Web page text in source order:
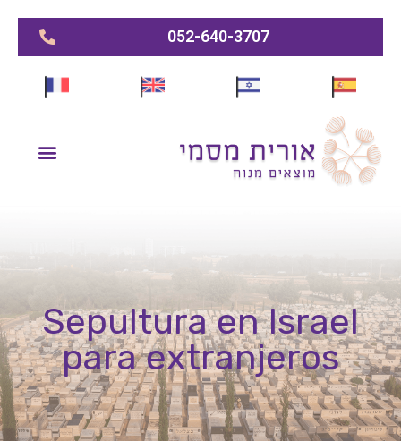
052-640-3707
Sepultura en Israel
para extranjeros